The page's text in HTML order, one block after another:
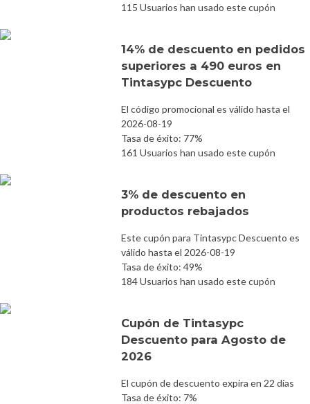
115 Usuarios han usado este cupón
14% de descuento en pedidos
superiores a 490 euros en
Tintasypc Descuento
El código promocional es válido hasta el
2026-08-19
Tasa de éxito: 77%
161 Usuarios han usado este cupón
3% de descuento en
productos rebajados
Este cupón para Tintasypc Descuento es
válido hasta el 2026-08-19
Tasa de éxito: 49%
184 Usuarios han usado este cupón
Cupón de Tintasypc
Descuento para Agosto de
2026
El cupón de descuento expira en 22 días
Tasa de éxito: 7%